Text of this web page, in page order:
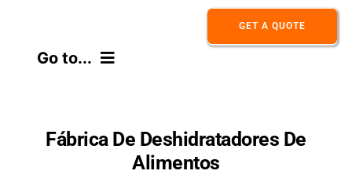
contentGo to...
GET A QUOTE
Fábrica De Deshidratadores De
Alimentos